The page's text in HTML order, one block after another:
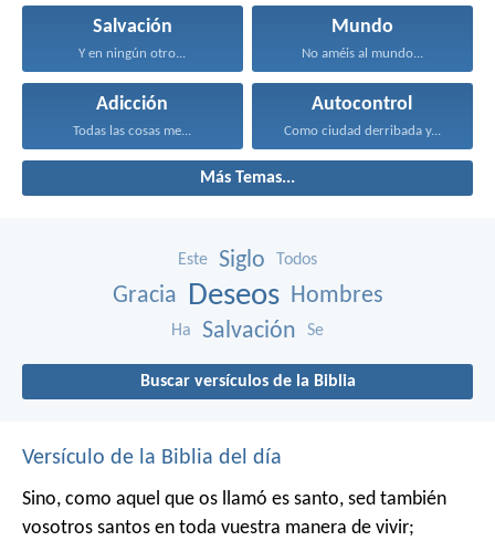
Salvación
Y en ningún otro...
Mundo
No améis al mundo...
Adicción
Todas las cosas me...
Autocontrol
Como ciudad derribada y...
Más Temas...
Este Siglo Todos
Gracia Deseos Hombres
Ha Salvación Se
Buscar versículos de la Biblia
Versículo de la Biblia del día
Sino, como aquel que os llamó es santo, sed también
vosotros santos en toda vuestra manera de vivir;